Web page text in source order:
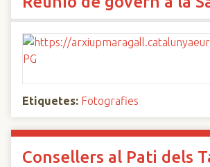
Etiquetes: Fotografies
Consellers al Pati dels